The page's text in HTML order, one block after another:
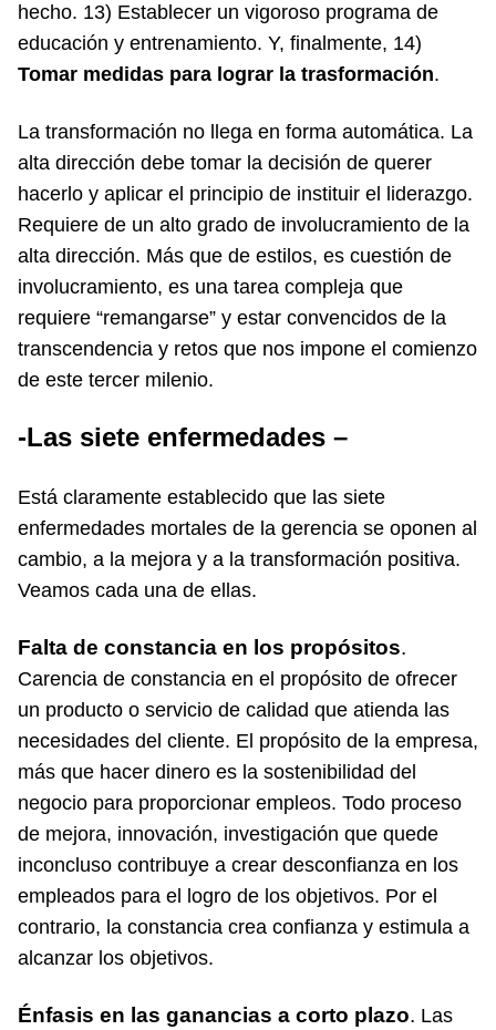
hecho. 13) Establecer un vigoroso programa de
educación y entrenamiento. Y, finalmente, 14)
Tomar medidas para lograr la trasformación.
La transformación no llega en forma automática. La
alta dirección debe tomar la decisión de querer
hacerlo y aplicar el principio de instituir el liderazgo.
Requiere de un alto grado de involucramiento de la
alta dirección. Más que de estilos, es cuestión de
involucramiento, es una tarea compleja que
requiere “remangarse” y estar convencidos de la
transcendencia y retos que nos impone el comienzo
de este tercer milenio.
-Las siete enfermedades –
Está claramente establecido que las siete
enfermedades mortales de la gerencia se oponen al
cambio, a la mejora y a la transformación positiva.
Veamos cada una de ellas.
Falta de constancia en los propósitos.
Carencia de constancia en el propósito de ofrecer
un producto o servicio de calidad que atienda las
necesidades del cliente. El propósito de la empresa,
más que hacer dinero es la sostenibilidad del
negocio para proporcionar empleos. Todo proceso
de mejora, innovación, investigación que quede
inconcluso contribuye a crear desconfianza en los
empleados para el logro de los objetivos. Por el
contrario, la constancia crea confianza y estimula a
alcanzar los objetivos.
Énfasis en las ganancias a corto plazo. Las